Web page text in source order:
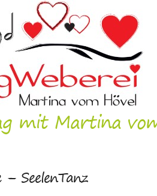
mit Martina
– SeelenTanz